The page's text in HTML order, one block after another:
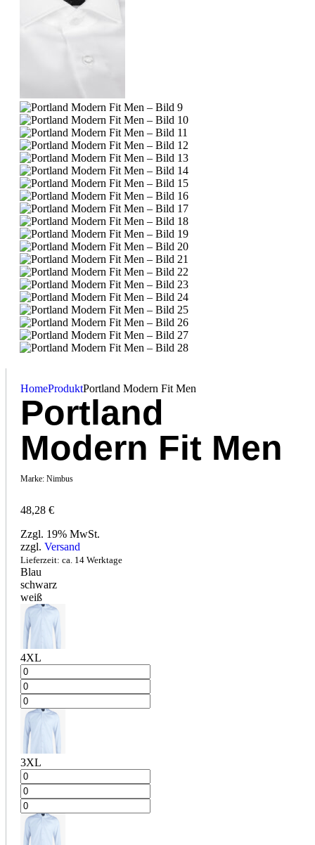
HomeProduktPortland Modern Fit Men
Portland
Modern Fit Men
Marke: Nimbus
48,28 €
Zzgl. 19% MwSt.
zzgl. Versand
Lieferzeit: ca. 14 Werktage
Blau
schwarz
weiß
4XL
3XL